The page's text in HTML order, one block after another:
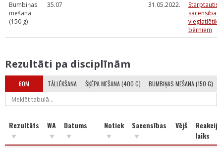
Bumbiņas
mešana
(150 g)
35.07 31.05.2022.
sacensības
vieglatlētikā
bērniem
Rezultāti pa disciplīnām
60M TĀLLĒKŠANA ŠĶĒPA MEŠANA (400 G) BUMBIŅAS MEŠANA (150 G)
Rezultāts WA Datums Notiek Sacensības Vējš
laiks